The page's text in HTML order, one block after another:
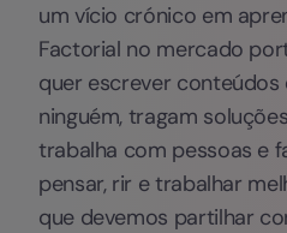
um vício crónico em
Factorial no mercado
quer escrever
ninguém, tragam
trabalha com pessoas e
pensar, rir e trabalhar
que devemos partilhar